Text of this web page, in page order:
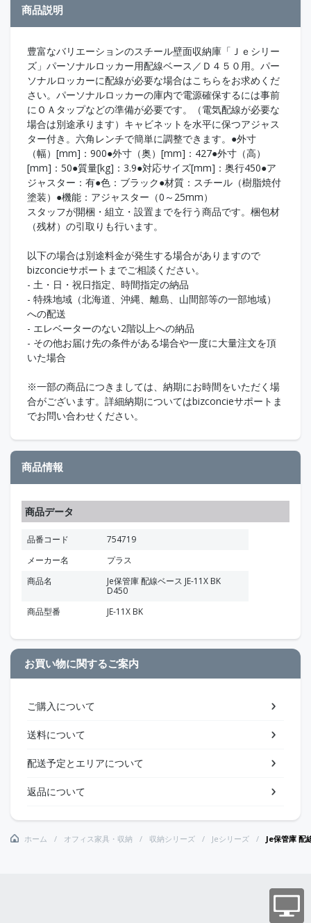
商品説明
豊富なバリエーションのスチール壁面収納庫「Ｊｅシリー
ズ」パーソナルロッカー用配線ベース／Ｄ４５０用。パー
ソナルロッカーに配線が必要な場合はこちらをお求めくだ
さい。パーソナルロッカーの庫内で電源確保するには事前
にＯＡタップなどの準備が必要です。（電気配線が必要な
場合は別途承ります）キャビネットを水平に保つアジャス
ター付き。六角レンチで簡単に調整できます。●外寸
（幅）[mm]：900●外寸（奥）[mm]：427●外寸（高）
[mm]：50●質量[kg]：3.9●対応サイズ[mm]：奥行450●ア
ジャスター：有●色：ブラック●材質：スチール（樹脂焼付
塗装）●機能：アジャスター（0～25mm）
スタッフが開梱・組立・設置までを行う商品です。梱包材
（残材）の引取りも行います。
以下の場合は別途料金が発生する場合がありますので
bizconcieサポートまでご相談ください。
- 土・日・祝日指定、時間指定の納品
- 特殊地域（北海道、沖縄、離島、山間部等の一部地域）
への配送
- エレベーターのない2階以上への納品
- その他お届け先の条件がある場合や一度に大量注文を頂
いた場合
※一部の商品につきましては、納期にお時間をいただく場
合がございます。詳細納期についてはbizconcieサポートま
でお問い合わせください。
商品情報
商品データ
品番コード
754719
メーカー名
プラス
商品名
Je保管庫 配線ベース JE-11X BK
D450
商品型番
JE-11X BK
お買い物に関するご案内
ご購入について
送料について
配送予定とエリアについて
返品について
ホーム オフィス家具・収納 収納シリーズ Jeシリーズ Je保管庫 配